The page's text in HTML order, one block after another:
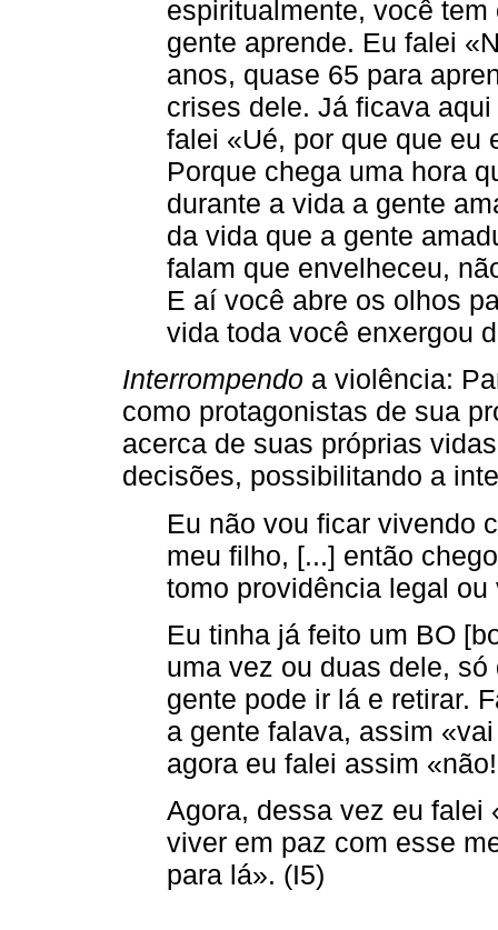
espiritualmente, você
gente aprende. Eu falei
anos, quase 65 para
crises dele. Já ficava
falei «Ué, por que que eu
Porque chega uma hora
durante a vida a gente
da vida que a gente
falam que envelheceu,
E aí você abre os olhos
vida toda você enxergou
Interrompendo a violência:
como protagonistas de sua
acerca de suas próprias
decisões, possibilitando a
Eu não vou ficar vivendo
meu filho, [...] então
tomo providência legal
Eu tinha já feito um BO
uma vez ou duas dele,
gente pode ir lá e retirar.
a gente falava, assim
agora eu falei assim
Agora, dessa vez eu falei
viver em paz com esse
para lá». (I5)